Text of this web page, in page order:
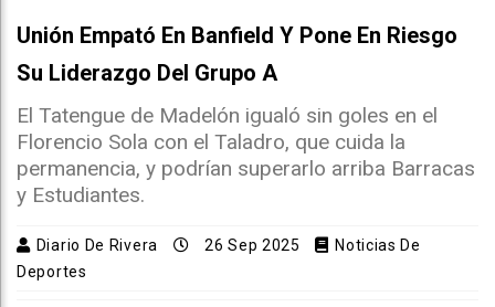
Unión Empató En Banfield Y Pone En Riesgo
Su Liderazgo Del Grupo A
El Tatengue de Madelón igualó sin goles en el
Florencio Sola con el Taladro, que cuida la
permanencia, y podrían superarlo arriba Barracas
y Estudiantes.
Diario De Rivera 26 Sep 2025
Noticias De
Deportes